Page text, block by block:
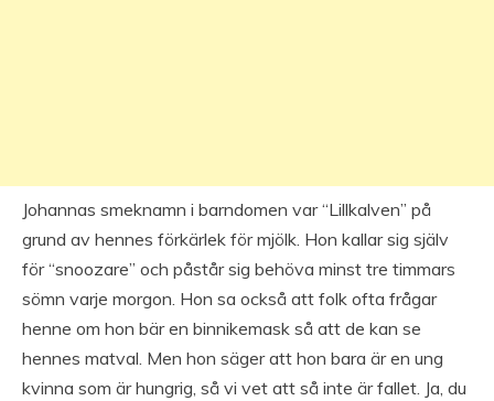
Johannas smeknamn i barndomen var “Lillkalven” på
grund av hennes förkärlek för mjölk. Hon kallar sig själv
för “snoozare” och påstår sig behöva minst tre timmars
sömn varje morgon. Hon sa också att folk ofta frågar
henne om hon bär en binnikemask så att de kan se
hennes matval. Men hon säger att hon bara är en ung
kvinna som är hungrig, så vi vet att så inte är fallet. Ja, du